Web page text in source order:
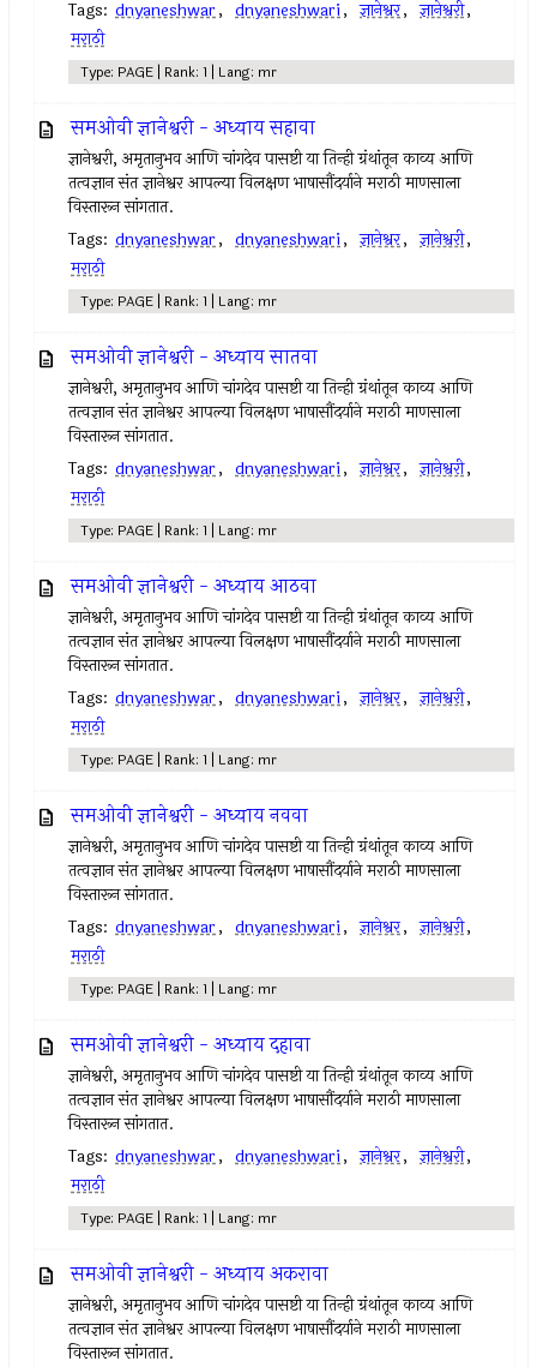
Tags: dnyaneshwar, dnyaneshwari, ज्ञानेश्वर, ज्ञानेश्वरी,
मराठी
Type: PAGE | Rank: 1 | Lang: mr
समओवी ज्ञानेश्वरी - अध्याय सहावा
ज्ञानेश्वरी, अमृतानुभव आणि चांगदेव पासष्टी या तिन्ही ग्रंथांतून काव्य आणि
तत्वज्ञान संत ज्ञानेश्वर आपल्या विलक्षण भाषासौंदर्याने मराठी माणसाला
विस्तारून सांगतात.
Tags: dnyaneshwar, dnyaneshwari, ज्ञानेश्वर, ज्ञानेश्वरी,
मराठी
Type: PAGE | Rank: 1 | Lang: mr
समओवी ज्ञानेश्वरी - अध्याय सातवा
ज्ञानेश्वरी, अमृतानुभव आणि चांगदेव पासष्टी या तिन्ही ग्रंथांतून काव्य आणि
तत्वज्ञान संत ज्ञानेश्वर आपल्या विलक्षण भाषासौंदर्याने मराठी माणसाला
विस्तारून सांगतात.
Tags: dnyaneshwar, dnyaneshwari, ज्ञानेश्वर, ज्ञानेश्वरी,
मराठी
Type: PAGE | Rank: 1 | Lang: mr
समओवी ज्ञानेश्वरी - अध्याय आठवा
ज्ञानेश्वरी, अमृतानुभव आणि चांगदेव पासष्टी या तिन्ही ग्रंथांतून काव्य आणि
तत्वज्ञान संत ज्ञानेश्वर आपल्या विलक्षण भाषासौंदर्याने मराठी माणसाला
विस्तारून सांगतात.
Tags: dnyaneshwar, dnyaneshwari, ज्ञानेश्वर, ज्ञानेश्वरी,
मराठी
Type: PAGE | Rank: 1 | Lang: mr
समओवी ज्ञानेश्वरी - अध्याय नववा
ज्ञानेश्वरी, अमृतानुभव आणि चांगदेव पासष्टी या तिन्ही ग्रंथांतून काव्य आणि
तत्वज्ञान संत ज्ञानेश्वर आपल्या विलक्षण भाषासौंदर्याने मराठी माणसाला
विस्तारून सांगतात.
Tags: dnyaneshwar, dnyaneshwari, ज्ञानेश्वर, ज्ञानेश्वरी,
मराठी
Type: PAGE | Rank: 1 | Lang: mr
समओवी ज्ञानेश्वरी - अध्याय दहावा
ज्ञानेश्वरी, अमृतानुभव आणि चांगदेव पासष्टी या तिन्ही ग्रंथांतून काव्य आणि
तत्वज्ञान संत ज्ञानेश्वर आपल्या विलक्षण भाषासौंदर्याने मराठी माणसाला
विस्तारून सांगतात.
Tags: dnyaneshwar, dnyaneshwari, ज्ञानेश्वर, ज्ञानेश्वरी,
मराठी
Type: PAGE | Rank: 1 | Lang: mr
समओवी ज्ञानेश्वरी - अध्याय अकरावा
ज्ञानेश्वरी, अमृतानुभव आणि चांगदेव पासष्टी या तिन्ही ग्रंथांतून काव्य आणि
तत्वज्ञान संत ज्ञानेश्वर आपल्या विलक्षण भाषासौंदर्याने मराठी माणसाला
विस्तारून सांगतात.